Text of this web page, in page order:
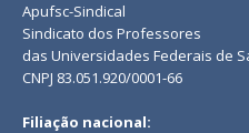
Apufsc-Sindical
Sindicato dos Professores
das Universidades Federais de
CNPJ 83.051.920/0001-66
Filiação nacional: